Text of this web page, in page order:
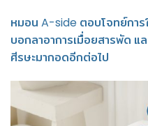
หมอน A-side ตอบโจทย์การ
บอกลาอาการเมื่อยสารพัด
ศีรษะมากอดอีกต่อไป